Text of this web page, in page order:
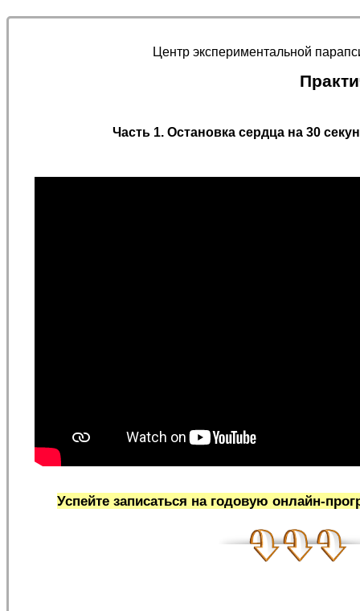
Центр экспериментальной
Часть 1.Остановка сердца на 30
Успейте записаться на годовую онлайн-